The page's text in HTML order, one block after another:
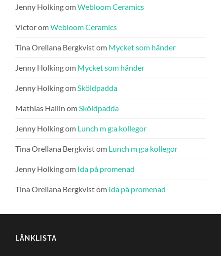
Jenny HolkingomWebloom Ceramics
VictoromWebloom Ceramics
Tina Orellana Bergkvistom Mycket som händer
Jenny Holkingom Mycket som händer
Jenny HolkingomSköldpadda
Mathias Hallin omSköldpadda
Jenny Holkingom Lunch m g:a kollegor
Tina Orellana Bergkvistom Lunch m g:a kollegor
Jenny Holkingom Ida på promenad
Tina Orellana Bergkvistom Ida på promenad
LÄNKLISTA